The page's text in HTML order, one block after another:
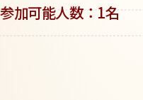
参加可能人数：1名